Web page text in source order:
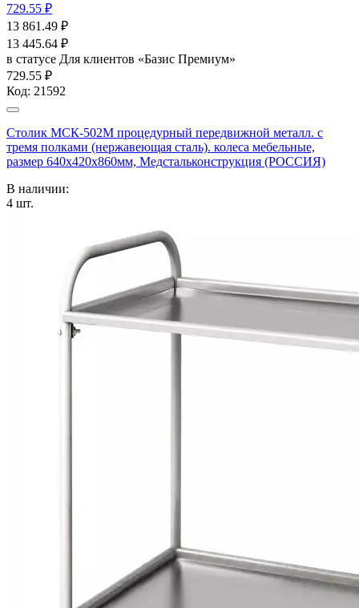
729.55 ₽
13 861.49 ₽
13 445.64 ₽
в статусе Для клиентов «Базис Премиум»
729.55 ₽
Код: 21592
Столик МСК-502М процедурный передвижной металл. с
тремя полками (нержавеющая сталь). колеса мебельные,
размер 640х420х860мм, Медстальконструкция (РОССИЯ)
В наличии:
4 шт.